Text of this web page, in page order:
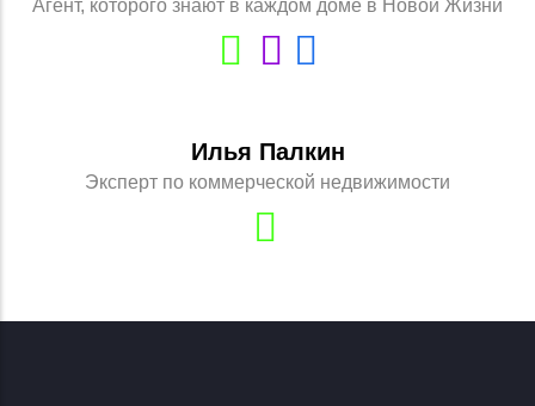
Агент, которого знают в каждом доме в Новой Жизни
Илья Палкин
Эксперт по коммерческой недвижимости